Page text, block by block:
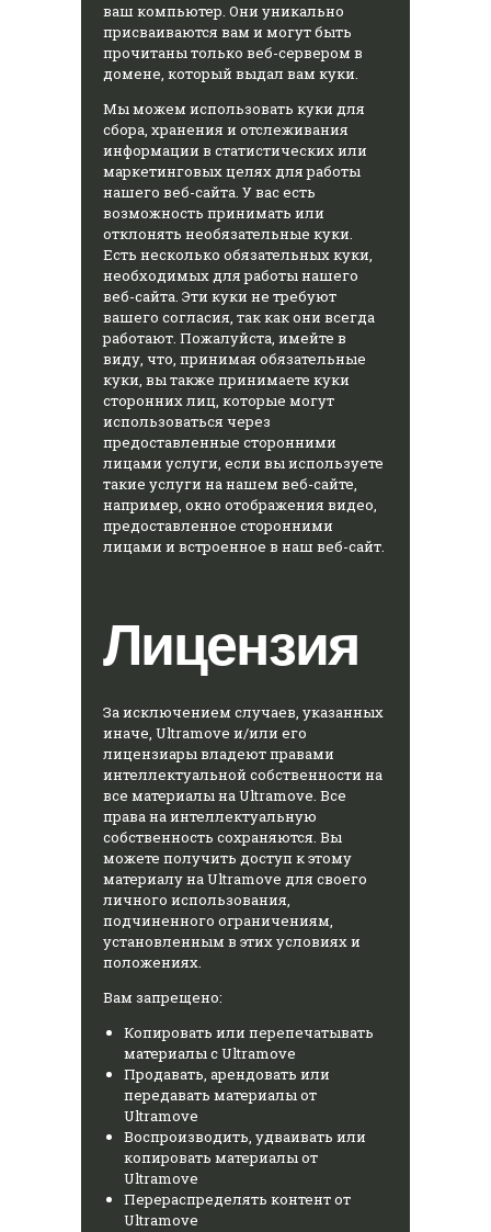
ваш компьютер. Они уникально
присваиваются вам и могут быть
прочитаны только веб-сервером в
домене, который выдал вам куки.
Мы можем использовать куки для
сбора, хранения и отслеживания
информации в статистических или
маркетинговых целях для работы
нашего веб-сайта. У вас есть
возможность принимать или
отклонять необязательные куки.
Есть несколько обязательных куки,
необходимых для работы нашего
веб-сайта. Эти куки не требуют
вашего согласия, так как они всегда
работают. Пожалуйста, имейте в
виду, что, принимая обязательные
куки, вы также принимаете куки
сторонних лиц, которые могут
использоваться через
предоставленные сторонними
лицами услуги, если вы используете
такие услуги на нашем веб-сайте,
например, окно отображения видео,
предоставленное сторонними
лицами и встроенное в наш веб-сайт.
Лицензия
За исключением случаев, указанных
иначе, Ultramove и/или его
лицензиары владеют правами
интеллектуальной собственности на
все материалы на Ultramove. Все
права на интеллектуальную
собственность сохраняются. Вы
можете получить доступ к этому
материалу на Ultramove для своего
личного использования,
подчиненного ограничениям,
установленным в этих условиях и
положениях.
Вам запрещено:
Копировать или перепечатывать
материалы с Ultramove
Продавать, арендовать или
передавать материалы от
Ultramove
Воспроизводить, удваивать или
копировать материалы от
Ultramove
Перераспределять контент от
Ultramove